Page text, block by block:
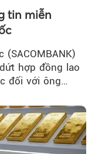
tin miễn
(SACOMBANK)
hợp đồng lao
đối với ông